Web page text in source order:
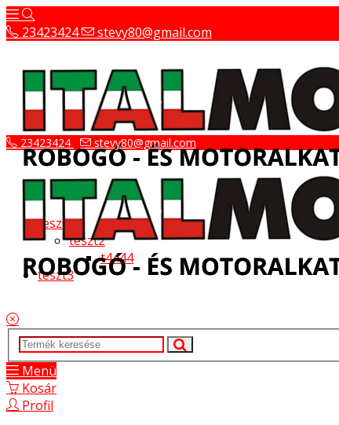
23423424 stevy80@gmail.com
teszt
teszt2
t4444
teszt3
23423424 stevy80@gmail.com
Menü
Kosár
Profil